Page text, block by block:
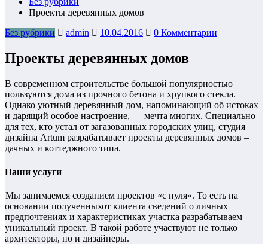
Проекты деревянных домов
Без рубрики
admin 10.04.2016 0 Комментарии
Проекты деревянных домов
В современном строительстве большой популярностью
пользуются дома из прочного бетона и хрупкого стекла.
Однако уютный деревянный дом, напоминающий об истоках
и дарящий особое настроение, — мечта многих. Специально
для тех, кто устал от загазованных городских улиц, студия
дизайна Artum разрабатывает проекты деревянных домов –
дачных и коттеджного типа.
Наши услуги
Мы занимаемся созданием проектов «с нуля». То есть на
основании полученныхот клиента сведений о личных
предпочтениях и характеристиках участка разрабатываем
уникальный проект. В такой работе участвуют не только
архитекторы, но и дизайнеры.